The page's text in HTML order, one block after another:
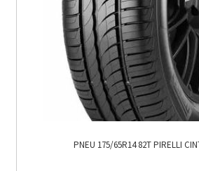
PNEU 175/65R14 82T PIRELLI